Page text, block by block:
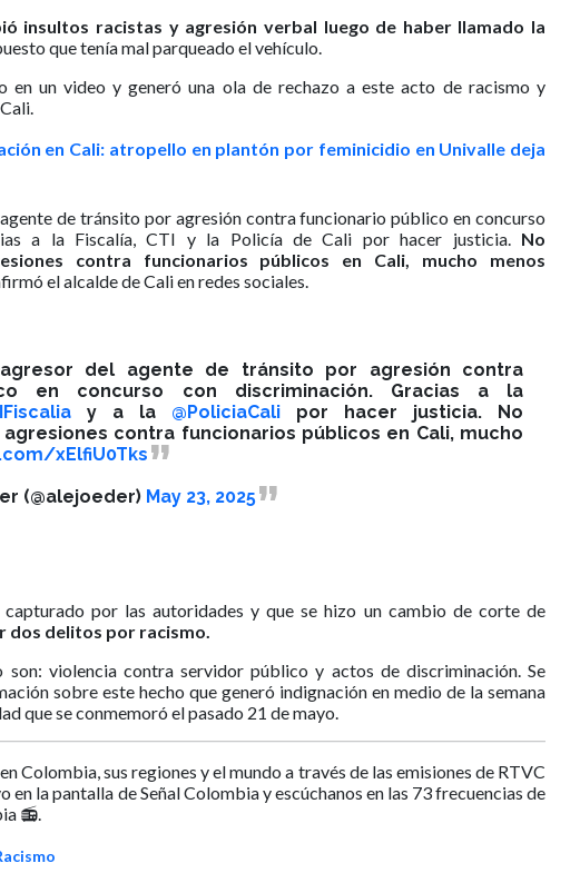
insultos racistas y agresión verbal luego de haber llamado la
que tenía mal parqueado el vehículo.
en un video y generó una ola de rechazo a este acto de racismo y
en Cali: atropello en plantón por feminicidio en Univalle deja
de tránsito por agresión contra funcionario público en concurso
a la Fiscalía, CTI y la Policía de Cali por hacer justicia. No
contra funcionarios públicos en Cali, mucho menos
el alcalde de Cali en redes sociales.
del agente de tránsito por agresión contra
en concurso con discriminación. Gracias a la
y a la @PoliciaCali por hacer justicia. No
contra funcionarios públicos en Cali, mucho
xElfiU0Tks
(@alejoeder) May 23, 2025
por las autoridades y que se hizo un cambio de corte de
dos delitos por racismo.
son: violencia contra servidor público y actos de discriminación. Se
sobre este hecho que generó indignación en medio de la semana
que se conmemoró el pasado 21 de mayo.
Colombia, sus regiones y el mundo a través de las emisiones de RTVC
en la pantalla de Señal Colombia y escúchanos en las 73 frecuencias de
📻.